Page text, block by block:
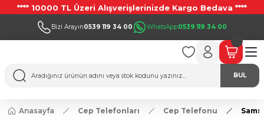
**** 10000 TL Üzeri Alışverişlerinizde Kargo Bedava ****
Bizi Arayın0539 119 34 00 WhatsApp0539 119 34 00
BUL
Anasayfa Cep Telefonları Cep Telefonu